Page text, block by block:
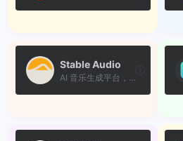
Stable Audio
AI 音乐生成平台，仅通过简单...